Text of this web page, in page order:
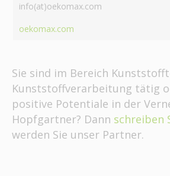
info(at)oekomax.com
oekomax.com
Sie sind im Bereich
Kunststoffverarbeitung tätig
positive Potentiale in der
Hopfgartner? Dann schreiben
werden Sie unser Partner.